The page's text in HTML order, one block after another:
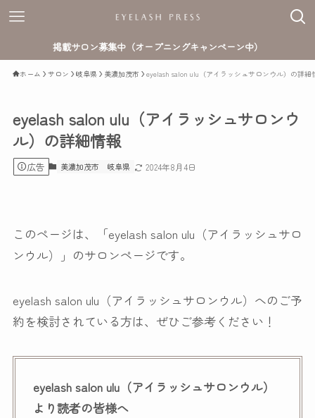
掲載サロン募集中（オープニングキャンペーン中）
ホーム サロン 岐阜県 美濃加茂市 eyelash salon ulu（アイラッシュサロンウル）の詳細
eyelash salon ulu（アイラッシュサロンウ
ル）の詳細情報
広告 美濃加茂市 岐阜県 2024年8月4日
このページは、「eyelash salon ulu（アイラッシュサロ
ンウル）」のサロンページです。
eyelash salon ulu（アイラッシュサロンウル）へのご予
約を検討されている方は、ぜひご参考ください！
eyelash salon ulu（アイラッシュサロンウル）
より読者の皆様へ